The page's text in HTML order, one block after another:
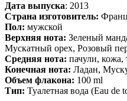
Дата выпуска: 2013
Страна изготовитель:
Пол: мужской
Верхняя нота: Зеленый
Мускатный орех, Розовый
Средняя нота: пачули, кожа,
Конечная нота: Ладан,
Объем флакона: 100 ml
Тип: Туалетная вода (Eau de